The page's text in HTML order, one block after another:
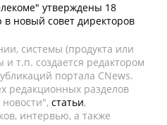
утверждены 18
в новый совет директоров
системы (продукта или
и т.п. создается редактором
портала CNews.
редакционных разделов
статьи,
интервью, а также